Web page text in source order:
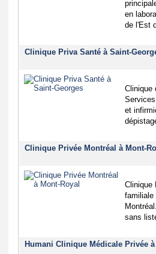
en
de l'Est
Clinique Priva Santé à Saint-
Clinique
et
Clinique Privée Montréal à Mont-
Clinique
familiale
sans
Humani Clinique Médicale Privée